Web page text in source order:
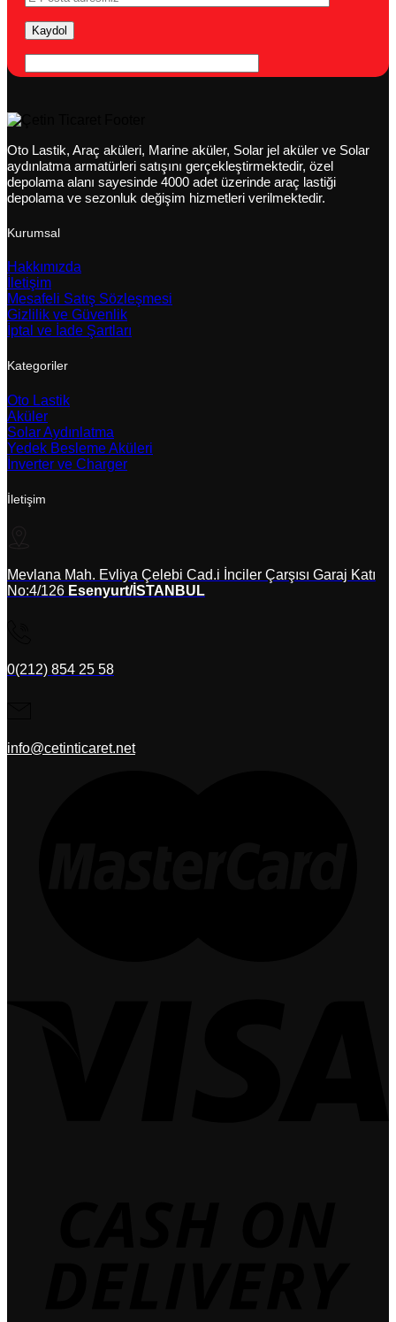
Oto Lastik, Araç aküleri, Marine aküler, Solar jel aküler ve Solar
aydınlatma armatürleri satışını gerçekleştirmektedir, özel
depolama alanı sayesinde 4000 adet üzerinde araç lastiği
depolama ve sezonluk değişim hizmetleri verilmektedir.
Kurumsal
Hakkımızda
İletişim
Mesafeli Satış Sözleşmesi
Gizlilik ve Güvenlik
İptal ve İade Şartları
Kategoriler
Oto Lastik
Aküler
Solar Aydınlatma
Yedek Besleme Aküleri
İnverter ve Charger
İletişim
Mevlana Mah. Evliya Çelebi Cad.i İnciler Çarşısı Garaj Katı
No:4/126 Esenyurt/İSTANBUL
0(212) 854 25 58
info@cetinticaret.net